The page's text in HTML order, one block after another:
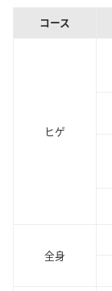
コース
ヒゲ
全身